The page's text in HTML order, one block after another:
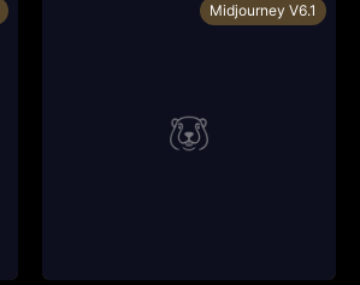
Midjourney V6.1